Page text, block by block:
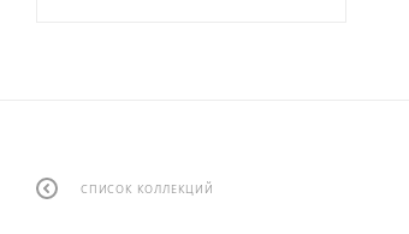
СПИСОК КОЛЛЕКЦИЙ